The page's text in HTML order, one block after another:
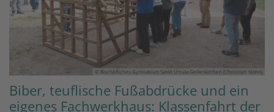
© Bischöfliches Gymnasium Sankt Ursula Geilenkirchen (Christoph Nohn)
Biber, teuflische Fußabdrücke und ein
eigenes Fachwerkhaus: Klassenfahrt der